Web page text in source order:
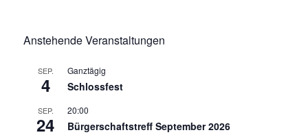
Anstehende Veranstaltungen
SEP.
4
Ganztägig
Schlossfest
SEP.
24
20:00
Bürgerschaftstreff September 2026